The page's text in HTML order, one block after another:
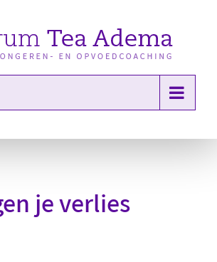
je verlies